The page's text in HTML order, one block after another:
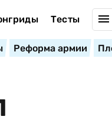
Тесты
Реформа армии